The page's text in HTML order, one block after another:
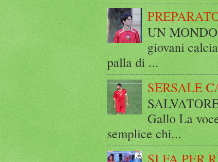
UN
giovani
palla di ...
SERSALE
Gallo La
semplice chi...
SI FA PER